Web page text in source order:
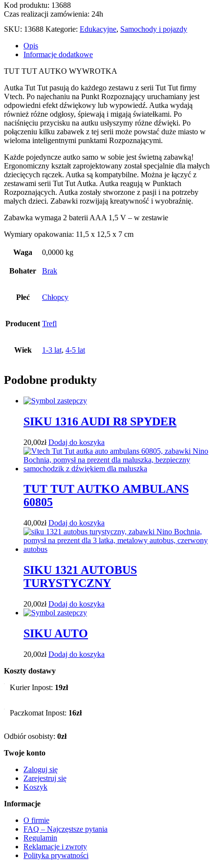
Kod produktu: 13688
Czas realizacji zamówienia: 24h
SKU: 13688 Kategorie: Edukacyjne, Samochody i pojazdy
Opis
Informacje dodatkowe
TUT TUT AUTKO WYWROTKA
Autka Tut Tut pasują do każdego zestawu z serii Tut Tut firmy
Vtech. Po najechaniu na Punkt Rozpoznający uruchamiany jest
odpowiedni efekt dźwiękowy lub wypowiedź. Autka wydają
również różne odgłosy, śpiewają i migają światełkami. Po
naciśnięciu przycisku na autku usłyszymy różne dźwięki. Po
połączeniu kilku zabawek z tej serii może powstać duże miasto w
wieloma inteligentnymi punktami Rozpoznającymi.
Każde pojedyncze autko samo w sobie jest świetną zabawką!
Ergonomiczny kształt zaprojektowany został specjalnie dla małych
dziecięcych rączek. Autka są kompatybilne. Można je łączyć z
zestawami serii Tut Tut Autka. Autka reagują w Punktach
Rozpoznających. Autka zostały stworzone z pasji i na potrzeby
małych dzieci. Zabawki rozwijają kreatywność i wyobraźnię.
Zabawka wymaga 2 baterii AAA 1,5 V – w zestawie
Wymiary opakowania: 11,5 x 12,5 x 7 cm
Waga 0,0000 kg
Bohater Brak
Płeć Chłopcy
Producent Trefl
Wiek 1-3 lat, 4-5 lat
Podobne produkty
SIKU 1316 AUDI R8 SPYDER
20,00zł Dodaj do koszyka
TUT TUT AUTKO AMBULANS
60805
40,00zł Dodaj do koszyka
SIKU 1321 AUTOBUS
TURYSTYCZNY
20,00zł Dodaj do koszyka
SIKU AUTO
20,00zł Dodaj do koszyka
Koszty dostawy
Kurier Inpost: 19zł
Paczkomat Inpost: 16zł
Odbiór osobisty: 0zł
Twoje konto
Zaloguj się
Zarejestruj się
Koszyk
Informacje
O firmie
FAQ – Najczęstsze pytania
Regulamin
Reklamacje i zwroty
Polityka prywatności